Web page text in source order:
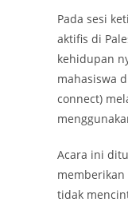
Pada sesi
aktifis di
kehidupan
mahasiswa
connect)
Acara ini
memberikan
tidak